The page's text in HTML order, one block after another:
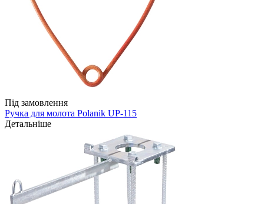
Під замовлення
Ручка для молота Polanik UP-115
Детальніше